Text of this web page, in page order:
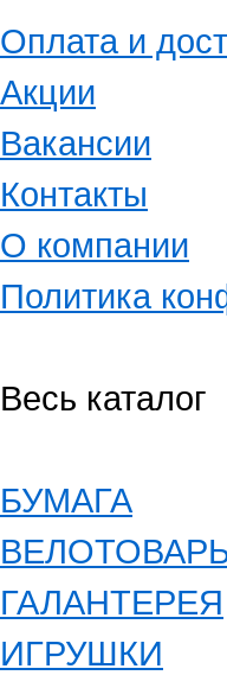
Оплата и
Акции
Вакансии
Контакты
О компании
Политика
Весь каталог
БУМАГА
ГАЛАНТЕРЕЯ
ИГРУШКИ